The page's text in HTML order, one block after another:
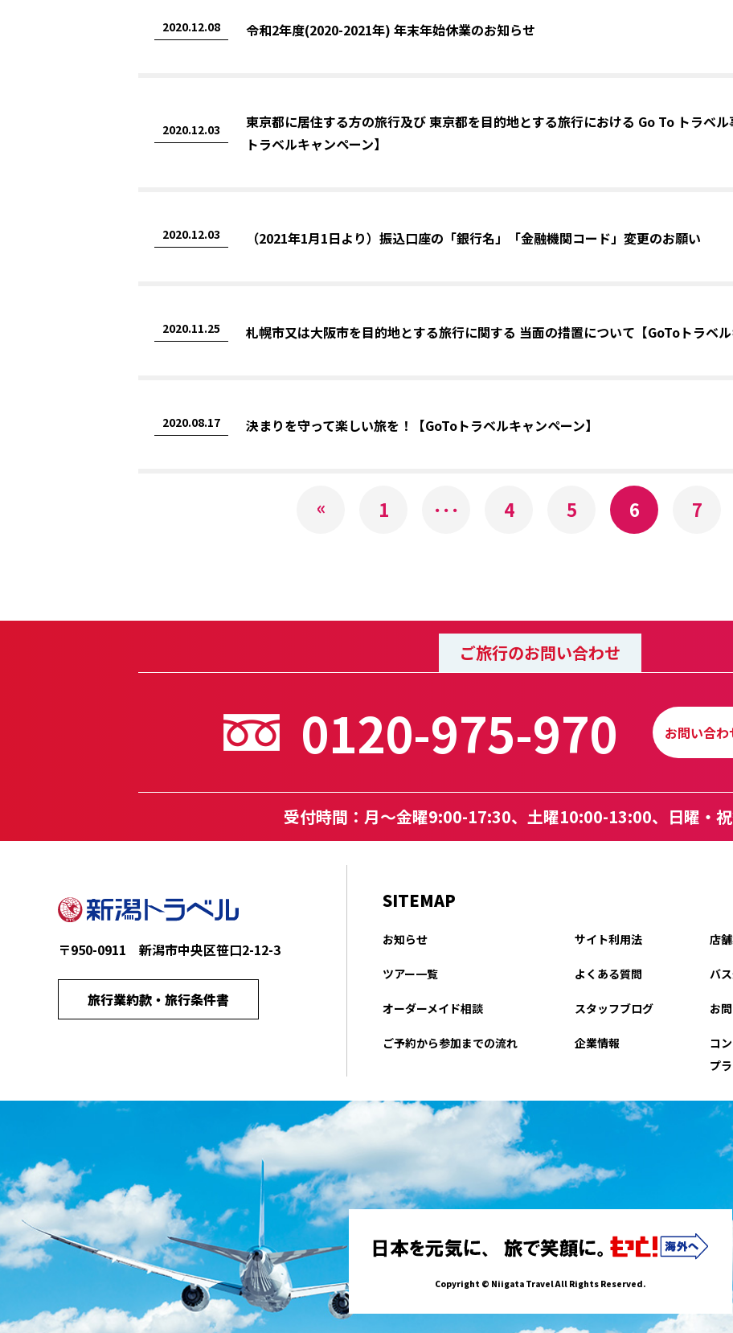
2020.12.08 令和2年度(2020-2021年) 年末年始休業のお知らせ
2020.12.03
東京都に居住する方の旅行及び 東京都を目的地とする旅行における Go To トラベ
トラベルキャンペーン】
2020.12.03 （2021年1月1日より）振込口座の「銀行名」「金融機関コード」変更のお願い
2020.11.25 札幌市又は大阪市を目的地とする旅行に関する 当面の措置について【GoToトラベル
2020.08.17 決まりを守って楽しい旅を！【GoToトラベルキャンペーン】
« 1 ･･･ 4 5 6 7
ご旅行のお問い合わせ
0120-975-970 お問い合
受付時間：月～金曜9:00-17:30、 土曜10:00-13:00、日曜・
〒950-0911 新潟市中央区笹口2-12-3
旅行業約款・旅行条件書
SITEMAP
お知らせ
ツアー一覧
オーダーメイド相談
ご予約から参加までの流れ
サイト利用法
よくある質問
スタッフブログ
企業情報
店
バ
お
コ
プ
Copyright © Niigata Travel All Rights Reserved.